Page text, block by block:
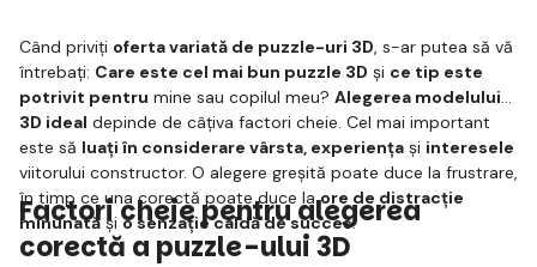
Când priviți oferta variată de puzzle-uri 3D, s-ar putea să vă
întrebați: Care este cel mai bun puzzle 3D și ce tip este
potrivit pentru mine sau copilul meu? Alegerea modelului
3D ideal depinde de câțiva factori cheie. Cel mai important
este să luați în considerare vârsta, experiența și interesele
viitorului constructor. O alegere greșită poate duce la frustrare,
în timp ce una corectă poate duce laore de distracție
minunată șio senzație caldă de succes.
Factori cheie pentru alegerea
corectă a puzzle-ului 3D